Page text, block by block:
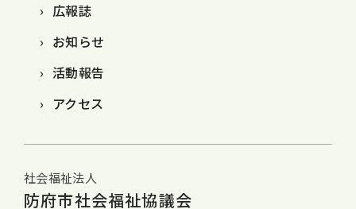
広報誌
お知らせ
活動報告
アクセス
社会福祉法人
防府市社会福祉協議会